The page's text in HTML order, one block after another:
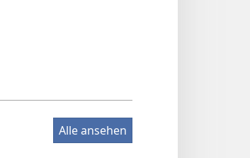
Alle ansehen